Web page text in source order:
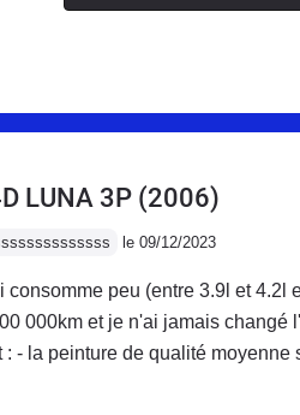
LUNA 3P (2006)
le 09/12/2023
peu (entre 3.9l et 4.2l en
000km et je n'ai jamais changé
- la peinture de qualité moyenne